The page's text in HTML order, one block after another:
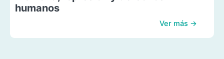
humanos
Ver más →